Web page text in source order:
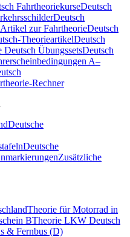
FahrtheoriekurseDeutsch
Deutsch
zur FahrtheorieDeutsch
TheorieartikelDeutsch
Deutsch ÜbungssetsDeutsch
A–
Rechner
Deutsche
Deutsche
Zusätzliche
Theorie für Motorrad in
BTheorie LKW Deutsch
& Fernbus (D)